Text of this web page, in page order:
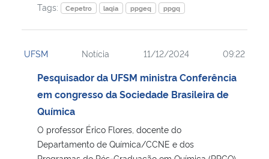
Tags:
Cepetro laqia ppgeq ppgq
UFSM Notícia 11/12/2024 09:22
Pesquisador da UFSM ministra Conferência
em congresso da Sociedade Brasileira de
Química
O professor Érico Flores, docente do
Departamento de Química/CCNE e dos